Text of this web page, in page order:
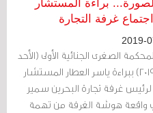
براءة المستشار
غرفة التجارة
الصغرى الجنائية الأولى (الأحد
7 يوليو 2019) ببراءة ياسر العطار المستشار
غرفة تجارة البحرين سمير
واقعة هوشة الغرفة من تهمة